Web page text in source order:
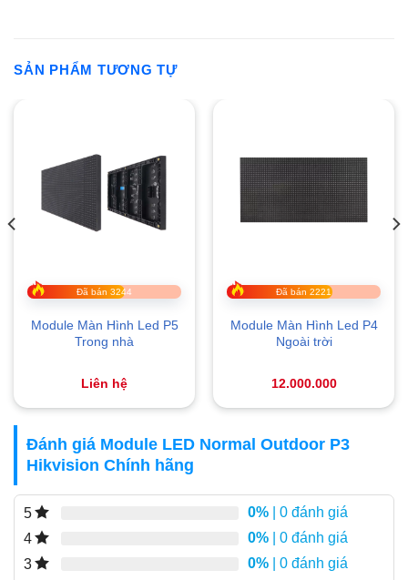
SẢN PHẨM TƯƠNG TỰ
Đã bán 3244
Module Màn Hình Led P5
Trong nhà
Liên hệ
Đã bán 2221
Module Màn Hình Led P4
Ngoài trời
12.000.000
Đánh giá Module LED Normal Outdoor P3
Hikvision Chính hãng
5 0% | 0 đánh giá
4
0% | 0 đánh giá
3
0% | 0 đánh giá